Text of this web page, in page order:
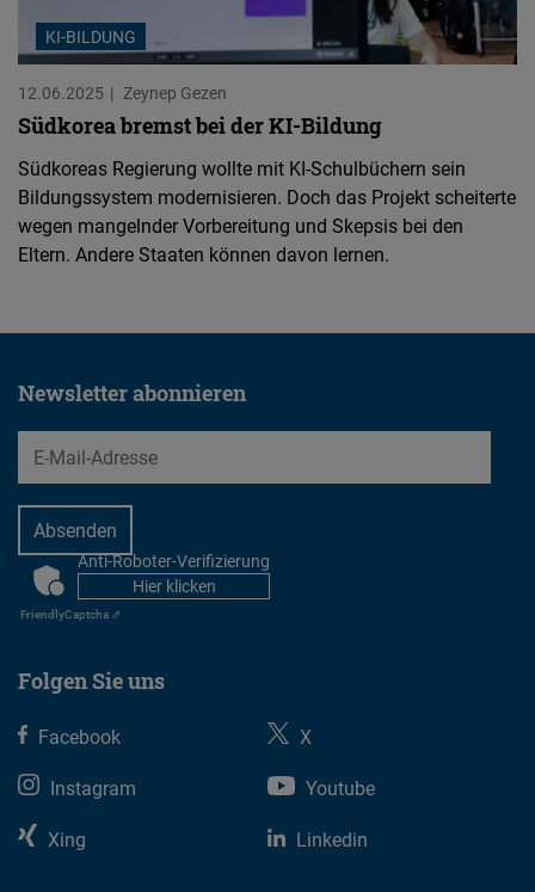
KI-BILDUNG
12.06.2025 Zeynep Gezen
Südkorea bremst bei der KI-Bildung
Südkoreas Regierung wollte mit KI-Schulbüchern sein
Bildungssystem modernisieren. Doch das Projekt scheiterte
wegen mangelnder Vorbereitung und Skepsis bei den
Eltern. Andere Staaten können davon lernen.
Newsletter abonnieren
EMail
CAPTCHAAnti-Roboter-Verifizierung
Hier klicken
FriendlyCaptcha ⇗
Folgen Sie uns
Facebook
X
Instagram
Youtube
Xing
Linkedin